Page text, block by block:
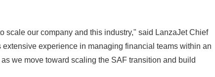
scale our company and this industry," said LanzaJet Chief
experience in managing financial teams within an
we move toward scaling the SAF transition and build